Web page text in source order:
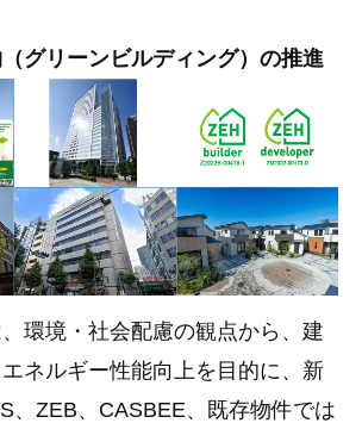
グリーンビルディング）の推進
環境・社会配慮の観点から、建
ネルギー性能向上を目的に、新
、ZEB、CASBEE、既存物件では